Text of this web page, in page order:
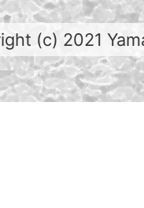
(c) 2021